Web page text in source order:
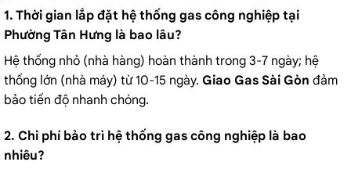
1. Thời gian lắp đặt hệ thống gas công nghiệp tại
Phường Tân Hưng là bao lâu?
Hệ thống nhỏ (nhà hàng) hoàn thành trong 3-7 ngày; hệ
thống lớn (nhà máy) từ 10-15 ngày. Giao Gas Sài Gòn đảm
bảo tiến độ nhanh chóng.
2. Chi phí bảo trì hệ thống gas công nghiệp là bao
nhiêu?